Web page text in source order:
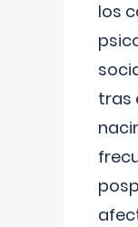
los
tras